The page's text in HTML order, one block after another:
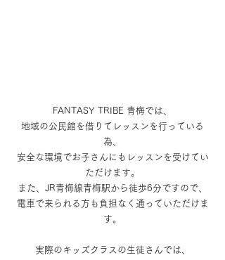
FANTASY TRIBE 青梅では、
地域の公民館を借りてレッスンを行っている
為、
安全な環境でお子さんにもレッスンを受けてい
ただけます。
また、JR青梅線青梅駅から徒歩6分ですので、
電車で来られる方も負担なく通っていただけま
す。
実際のキッズクラスの生徒さんでは、